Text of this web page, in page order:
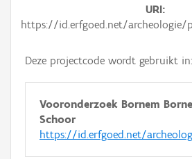
URI
https://id.erfgoed.net/archeologie/
Deze projectcode wordt gebruikt in:
Vooronderzoek Bornem
Schoor
https://id.erfgoed.net/